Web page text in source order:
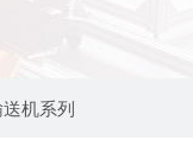
机系列